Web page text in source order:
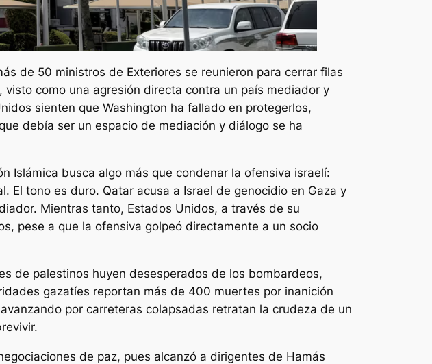
de 50 ministros de Exteriores se reunieron para cerrar filas
como una agresión directa contra un país mediador y
sienten que Washington ha fallado en protegerlos,
debía ser un espacio de mediación y diálogo se ha
Islámica busca algo más que condenar la ofensiva israelí:
El tono es duro. Qatar acusa a Israel de genocidio en Gaza y
Mientras tanto, Estados Unidos, a través de su
pese a que la ofensiva golpeó directamente a un socio
de palestinos huyen desesperados de los bombardeos,
gazatíes reportan más de 400 muertes por inanición
por carreteras colapsadas retratan la crudeza de un
de paz, pues alcanzó a dirigentes de Hamás